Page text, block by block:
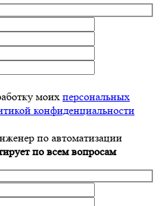
моих персональных
конфиденциальности
по автоматизации
по всем вопросам